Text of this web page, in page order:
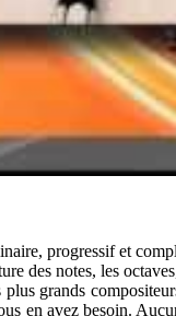
progressif et
des notes, les
grands
en avez besoin.